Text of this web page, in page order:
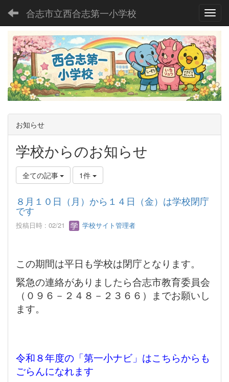
合志市立西合志第一小学校
お知らせ
学校からのお知らせ
全ての記事 1件
８月１０日（月）から１４日（金）は学校閉庁
です
投稿日時 : 02/21 学校サイト管理者
この期間は平日も学校は閉庁となります。
緊急の連絡がありましたら合志市教育委員会
（０９６－２４８－２３６６）までお願いし
ます。
令和８年度の「第一小ナビ」はこちらからも
ごらんになれます